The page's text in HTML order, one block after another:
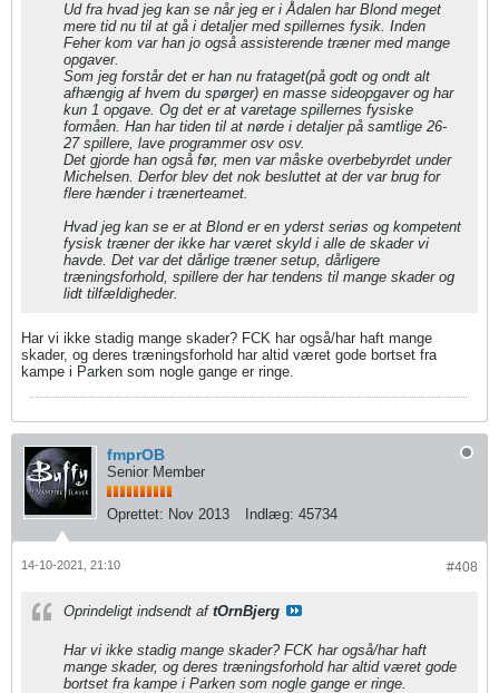
Ud fra hvad jeg kan se når jeg er i Ådalen har Blond meget
mere tid nu til at gå i detaljer med spillernes fysik. Inden
Feher kom var han jo også assisterende træner med mange
opgaver.
Som jeg forstår det er han nu frataget(på godt og ondt alt
afhængig af hvem du spørger) en masse sideopgaver og har
kun 1 opgave. Og det er at varetage spillernes fysiske
formåen. Han har tiden til at nørde i detaljer på samtlige 26-
27 spillere, lave programmer osv osv.
Det gjorde han også før, men var måske overbebyrdet under
Michelsen. Derfor blev det nok besluttet at der var brug for
flere hænder i trænerteamet.
Hvad jeg kan se er at Blond er en yderst seriøs og kompetent
fysisk træner der ikke har været skyld i alle de skader vi
havde. Det var det dårlige træner setup, dårligere
træningsforhold, spillere der har tendens til mange skader og
lidt tilfældigheder.
Har vi ikke stadig mange skader? FCK har også/har haft mange
skader, og deres træningsforhold har altid været gode bortset fra
kampe i Parken som nogle gange er ringe.
fmprOB
Senior Member
Oprettet: Nov 2013 Indlæg: 45734
#408
14-10-2021, 21:10
Oprindeligt indsendt af tOrnBjerg
Har vi ikke stadig mange skader? FCK har også/har haft
mange skader, og deres træningsforhold har altid været gode
bortset fra kampe i Parken som nogle gange er ringe.